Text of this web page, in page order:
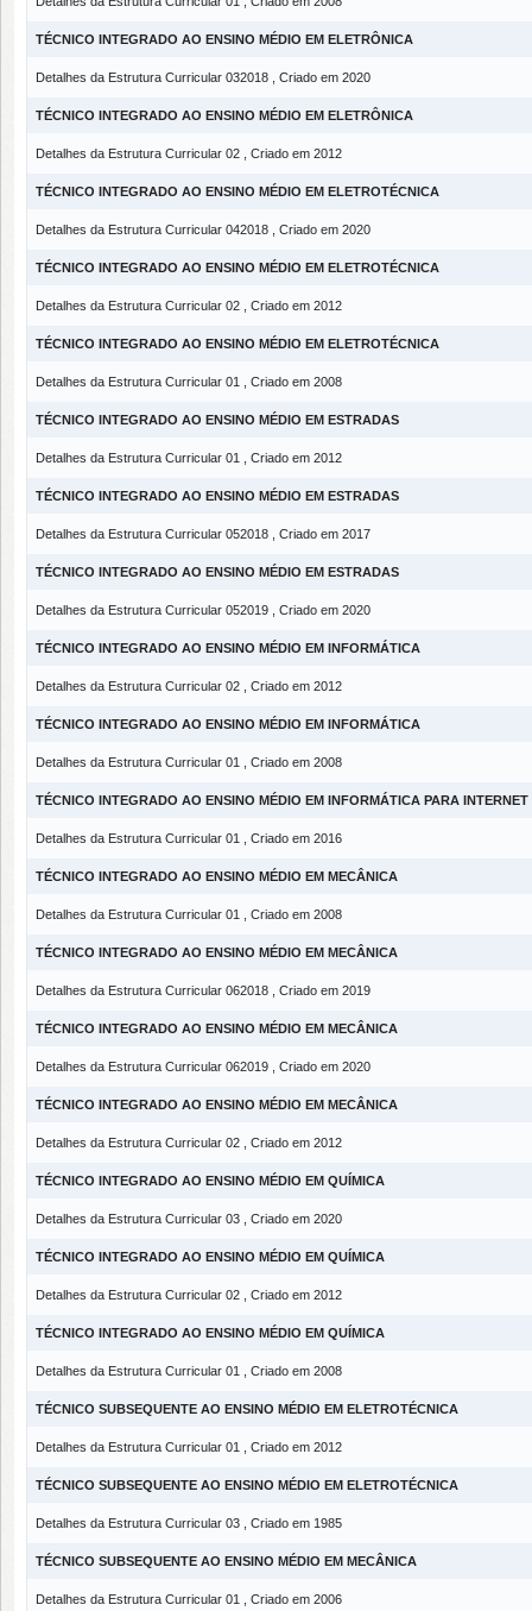
TÉCNICO INTEGRADO AO ENSINO MÉDIO EM ELETRÔNICA
Detalhes da Estrutura Curricular 032018 , Criado em 2020
TÉCNICO INTEGRADO AO ENSINO MÉDIO EM ELETRÔNICA
Detalhes da Estrutura Curricular 02 , Criado em 2012
TÉCNICO INTEGRADO AO ENSINO MÉDIO EM ELETROTÉCNICA
Detalhes da Estrutura Curricular 042018 , Criado em 2020
TÉCNICO INTEGRADO AO ENSINO MÉDIO EM ELETROTÉCNICA
Detalhes da Estrutura Curricular 02 , Criado em 2012
TÉCNICO INTEGRADO AO ENSINO MÉDIO EM ELETROTÉCNICA
Detalhes da Estrutura Curricular 01 , Criado em 2008
TÉCNICO INTEGRADO AO ENSINO MÉDIO EM ESTRADAS
Detalhes da Estrutura Curricular 01 , Criado em 2012
TÉCNICO INTEGRADO AO ENSINO MÉDIO EM ESTRADAS
Detalhes da Estrutura Curricular 052018 , Criado em 2017
TÉCNICO INTEGRADO AO ENSINO MÉDIO EM ESTRADAS
Detalhes da Estrutura Curricular 052019 , Criado em 2020
TÉCNICO INTEGRADO AO ENSINO MÉDIO EM INFORMÁTICA
Detalhes da Estrutura Curricular 02 , Criado em 2012
TÉCNICO INTEGRADO AO ENSINO MÉDIO EM INFORMÁTICA
Detalhes da Estrutura Curricular 01 , Criado em 2008
TÉCNICO INTEGRADO AO ENSINO MÉDIO EM INFORMÁTICA PARA INTERNET
Detalhes da Estrutura Curricular 01 , Criado em 2016
TÉCNICO INTEGRADO AO ENSINO MÉDIO EM MECÂNICA
Detalhes da Estrutura Curricular 01 , Criado em 2008
TÉCNICO INTEGRADO AO ENSINO MÉDIO EM MECÂNICA
Detalhes da Estrutura Curricular 062018 , Criado em 2019
TÉCNICO INTEGRADO AO ENSINO MÉDIO EM MECÂNICA
Detalhes da Estrutura Curricular 062019 , Criado em 2020
TÉCNICO INTEGRADO AO ENSINO MÉDIO EM MECÂNICA
Detalhes da Estrutura Curricular 02 , Criado em 2012
TÉCNICO INTEGRADO AO ENSINO MÉDIO EM QUÍMICA
Detalhes da Estrutura Curricular 03 , Criado em 2020
TÉCNICO INTEGRADO AO ENSINO MÉDIO EM QUÍMICA
Detalhes da Estrutura Curricular 02 , Criado em 2012
TÉCNICO INTEGRADO AO ENSINO MÉDIO EM QUÍMICA
Detalhes da Estrutura Curricular 01 , Criado em 2008
TÉCNICO SUBSEQUENTE AO ENSINO MÉDIO EM ELETROTÉCNICA
Detalhes da Estrutura Curricular 01 , Criado em 2012
TÉCNICO SUBSEQUENTE AO ENSINO MÉDIO EM ELETROTÉCNICA
Detalhes da Estrutura Curricular 03 , Criado em 1985
TÉCNICO SUBSEQUENTE AO ENSINO MÉDIO EM MECÂNICA
Detalhes da Estrutura Curricular 01 , Criado em 2006